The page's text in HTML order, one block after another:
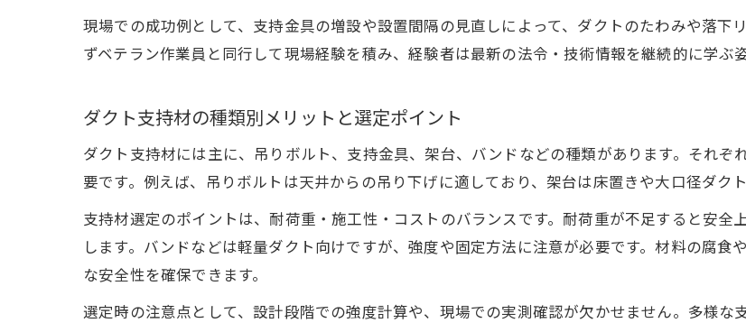
ダクト工事現場で役立つ支持方法の最新事
現場での成功例として、支持金具の増設や設置間隔の見直しによって、ダクトのたわみや落下
ずベテラン作業員と同行して現場経験を積み、経験者は最新の法令・技術情報を継続的に学ぶ
ダクト支持材の種類別メリットと選定ポイント
ダクト支持材には主に、吊りボルト、支持金具、架台、バンドなどの種類があります。それ
要です。例えば、吊りボルトは天井からの吊り下げに適しており、架台は床置きや大口径ダクト
支持材選定のポイントは、耐荷重・施工性・コストのバランスです。耐荷重が不足すると安
します。バンドなどは軽量ダクト向けですが、強度や固定方法に注意が必要です。材料の腐
な安全性を確保できます。
選定時の注意点として、設計段階での強度計算や、現場での実測確認が欠かせません。多様